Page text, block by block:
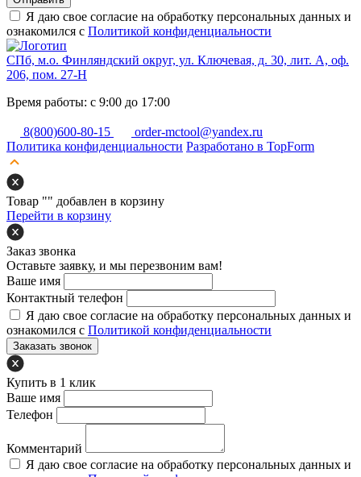
Я даю свое согласие на обработку персональных данных и
ознакомился с Политикой конфиденциальности
СПб, м.о. Финляндский округ, ул. Ключевая, д. 30, лит. А, оф.
206, пом. 27-Н
Время работы: с 9:00 до 17:00
8(800)600-80-15
order-mctool@yandex.ru
Политика конфиденциальности Разработано в TopForm
Товар "" добавлен в корзину
Перейти в корзину
Заказ звонка
Оставьте заявку, и мы перезвоним вам!
Ваше имя
Контактный телефон
Я даю свое согласие на обработку персональных данных и
ознакомился с Политикой конфиденциальности
Заказать звонок
Купить в 1 клик
Ваше имя
Телефон
Комментарий
Я даю свое согласие на обработку персональных данных и